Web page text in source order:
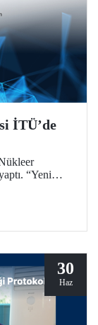
İTÜ’de
“Yeni
nükleer
30
Haz